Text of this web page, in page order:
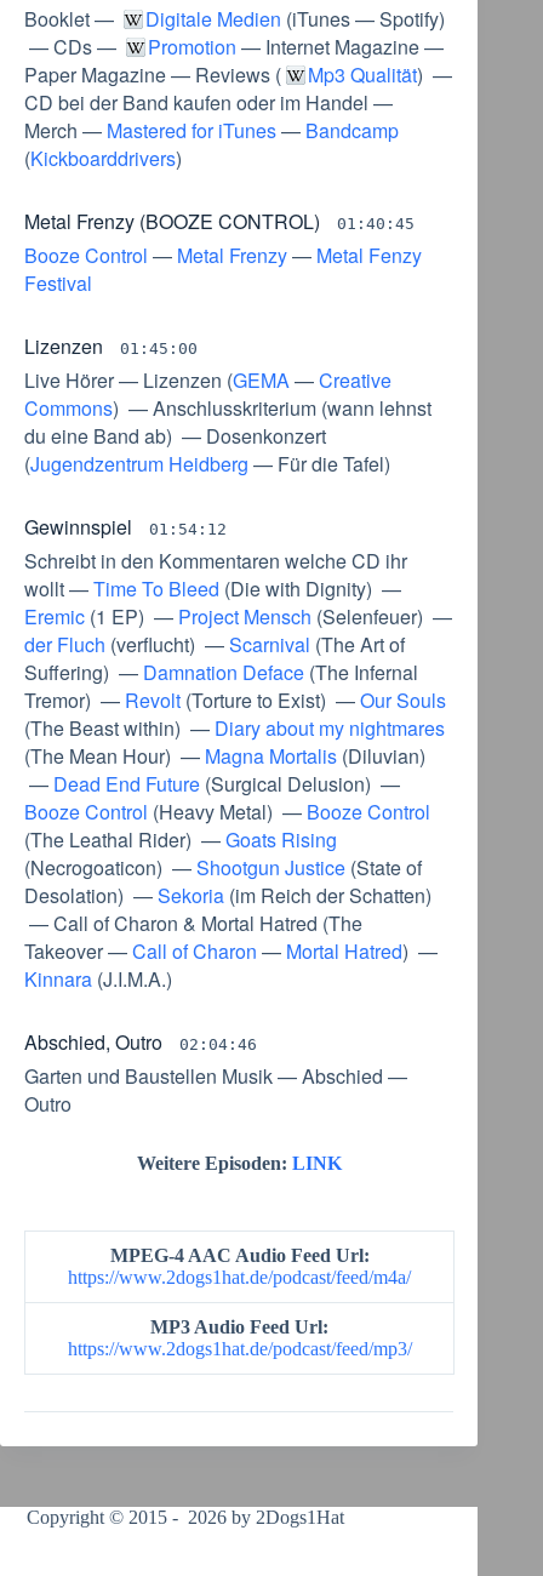
Booklet— Digitale Medien (iTunes—Spotify)
—CDs— Promotion — Internet Magazine—
Paper Magazine— Reviews ( Mp3 Qualität) —
CD bei der Band kaufen oder im Handel —
Merch — Mastered for iTunes— Bandcamp
(Kickboarddrivers)
Metal Frenzy (BOOZE CONTROL) 01:40:45
Booze Control — Metal Frenzy— Metal Fenzy
Festival
Lizenzen 01:45:00
Live Hörer— Lizenzen (GEMA —Creative
Commons) —Anschlusskriterium (wann lehnst
du eine Band ab) — Dosenkonzert
(Jugendzentrum Heidberg — Für die Tafel)
Gewinnspiel 01:54:12
Schreibt in den Kommentaren welche CD ihr
wollt—Time To Bleed (Die with Dignity) —
Eremic (1 EP) — Project Mensch (Selenfeuer) —
der Fluch (verflucht) —Scarnival (The Art of
Suffering) — Damnation Deface (The Infernal
Tremor) — Revolt (Torture to Exist) —Our Souls
(The Beast within) — Diary about my nightmares
(The Mean Hour) — Magna Mortalis (Diluvian)
— Dead End Future (Surgical Delusion) —
Booze Control (Heavy Metal) — Booze Control
(The Leathal Rider) —Goats Rising
(Necrogoaticon) —Shootgun Justice (State of
Desolation) —Sekoria (im Reich der Schatten)
—Call of Charon & Mortal Hatred (The
Takeover—Call of Charon — Mortal Hatred) —
Kinnara (J.I.M.A.)
Abschied, Outro 02:04:46
Garten und Baustellen Musik—Abschied —
Outro
Weitere Episoden: LINK
MPEG-4 AAC Audio Feed Url:
https://www.2dogs1hat.de/podcast/feed/m4a/
MP3 Audio Feed Url:
https://www.2dogs1hat.de/podcast/feed/mp3/
Copyright © 2015 - 2026 by 2Dogs1Hat